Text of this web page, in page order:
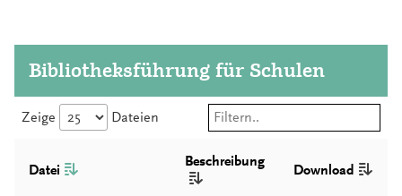
Bibliotheksführung für Schulen
Zeige Dateien
Datei
Beschreibung
Download